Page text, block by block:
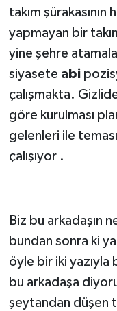
takım
yapmayan bir
yine şehre
siyasete abi
çalışmakta.
göre kurulması
gelenleri ile
çalışıyor .
Biz bu arkadaşın
bundan sonra ki
öyle bir iki
bu arkadaşa
şeytandan düşen